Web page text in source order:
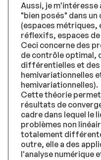
Aussi, je m'intéresse
"bien posés" dans
(espaces métriques,
réflexifs, espaces
Ceci concerne des
de contrôle optimal,
différentielles et
hemivariationnelles
hemivariationnelles).
Cette théorie
résultats de
cadre dans lequel le
problèmes non
totalement
outre, elle a des
l'analyse numérique